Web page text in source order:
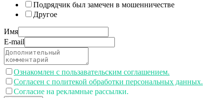
Подрядчик был замечен в мошенничестве
Другое
Имя
E-mail
Ознакомлен с пользавательским соглашением.
Согласен с политекой обработки персональных данных.
Согласие на рекламные рассылки.